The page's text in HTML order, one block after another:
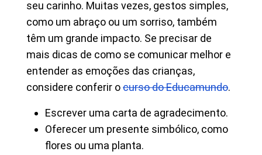
seu carinho. Muitas vezes, gestos simples,
como um abraço ou um sorriso, também
têm um grande impacto. Se precisar de
mais dicas de como se comunicar melhor e
entender as emoções das crianças,
considere conferir ocurso do Educamundo.
Escrever uma carta de agradecimento.
Oferecer um presente simbólico, como
flores ou uma planta.